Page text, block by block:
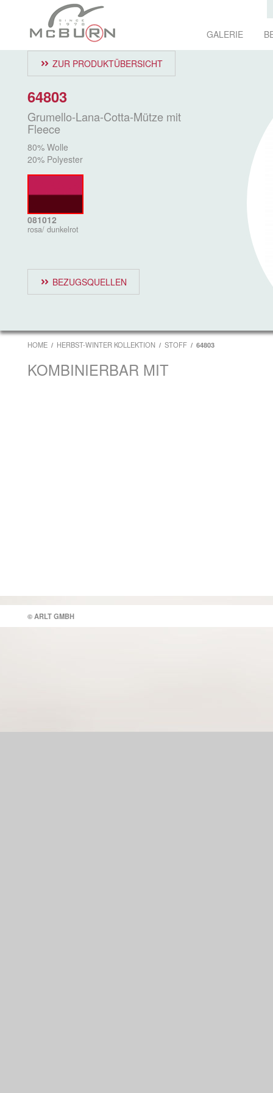
GALERIE
ZUR PRODUKTÜBERSICHT
64803
Grumello-Lana-Cotta-Mütze mit
Fleece
80% Wolle
20% Polyester
081012
rosa/ dunkelrot
BEZUGSQUELLEN
HOME HERBST-WINTER KOLLEKTION STOFF 64803
KOMBINIERBAR MIT
© ARLT GMBH